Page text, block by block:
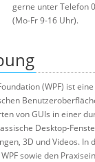
gerne unter Telefon
(Mo-Fr 9-16 Uhr).
(WPF) ist
von GUIs in einer
Desktop-
3D und Videos. In
sowie den